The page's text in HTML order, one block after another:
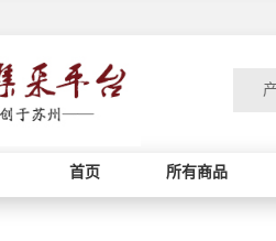
首页 所有商品